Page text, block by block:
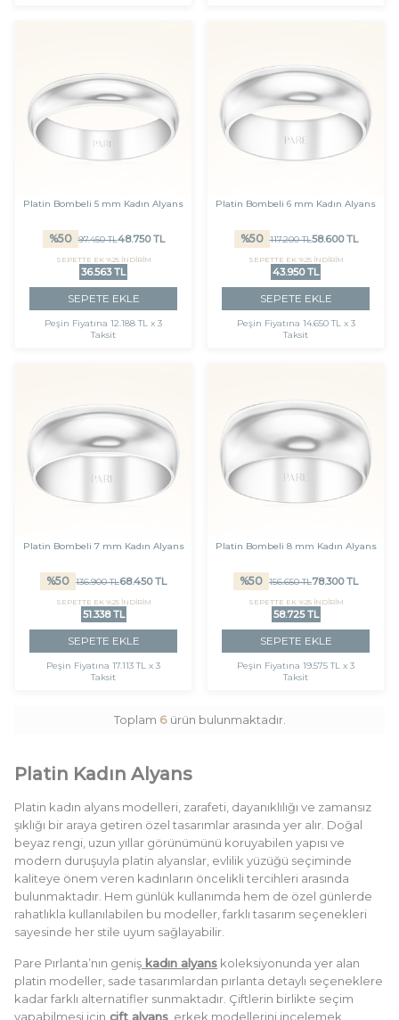
Platin Bombeli 5 mm Kadın Alyans
%50 97.450TL48.750TL
SEPETTE EK %25 İNDİRİM
36.563 TL
SEPETE EKLE
Peşin Fiyatına 12.188 TL x 3
Taksit
Platin Bombeli 6 mm Kadın Alyans
%50 117.200TL58.600TL
SEPETTE EK %25 İNDİRİM
43.950 TL
SEPETE EKLE
Peşin Fiyatına 14.650 TL x 3
Taksit
Platin Bombeli 7 mm Kadın Alyans
%50 136.900TL68.450TL
SEPETTE EK %25 İNDİRİM
51.338 TL
SEPETE EKLE
Peşin Fiyatına 17.113 TL x 3
Taksit
Platin Bombeli 8 mm Kadın Alyans
%50 156.650TL78.300TL
SEPETTE EK %25 İNDİRİM
58.725 TL
SEPETE EKLE
Peşin Fiyatına 19.575 TL x 3
Taksit
Toplam 6ürün bulunmaktadır.
Platin Kadın Alyans
Platin kadın alyans modelleri, zarafeti, dayanıklılığı ve zamansız
şıklığı bir araya getiren özel tasarımlar arasında yer alır. Doğal
beyaz rengi, uzun yıllar görünümünü koruyabilen yapısı ve
modern duruşuyla platin alyanslar, evlilik yüzüğü seçiminde
kaliteye önem veren kadınların öncelikli tercihleri arasında
bulunmaktadır. Hem günlük kullanımda hem de özel günlerde
rahatlıkla kullanılabilen bu modeller, farklı tasarım seçenekleri
sayesinde her stile uyum sağlayabilir.
Pare Pırlanta’nın geniş kadın alyans koleksiyonunda yer alan
platin modeller, sade tasarımlardan pırlanta detaylı seçeneklere
kadar farklı alternatifler sunmaktadır. Çiftlerin birlikte seçim
yapabilmesi için çift alyans, erkek modellerini incelemek